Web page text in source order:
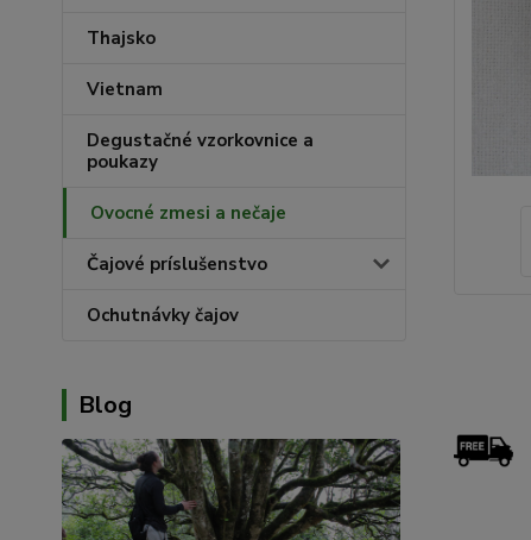
Thajsko
Vietnam
Degustačné vzorkovnice a
poukazy
Ovocné zmesi a nečaje
Čajové príslušenstvo
Ochutnávky čajov
Blog